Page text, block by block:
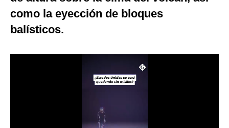
Tecnología
como la eyección de bloques
balísticos.